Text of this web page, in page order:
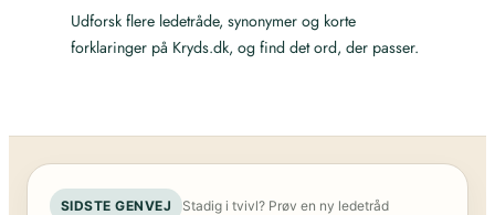
Udforsk flere ledetråde, synonymer og korte
forklaringer på Kryds.dk, og find det ord, der passer.
SIDSTE GENVEJ Stadig i tvivl? Prøv en ny ledetråd